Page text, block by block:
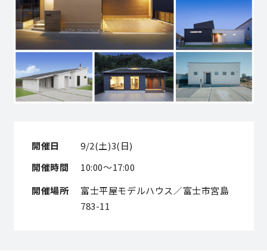
営業時間／10:00～20:00 定休日／年末年始
タップで電話をかける
来店・見学予約
nattokuグループコーポレートサイト
開催日
9/2(土)3(日)
開催時間
10:00～17:00
開催場所
富士平屋モデルハウス／富士市宮島
783-11